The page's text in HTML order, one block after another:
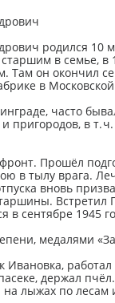
родился 10
в семье,
Там он окончил
в
часто
пригородов, в
Прошёл
в тылу врага.
вновь
Встретил
в сентябре 1945
медалями «За
Ивановка,
держал
лыжах по лесам